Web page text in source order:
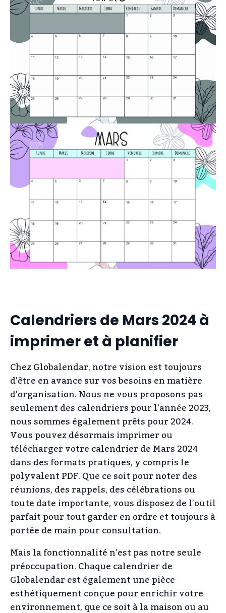
Calendriers de Mars 2024 à
imprimer et à planifier
Chez Globalendar, notre vision est toujours
d’être en avance sur vos besoins en matière
d’organisation. Nous ne vous proposons pas
seulement des calendriers pour l’année 2023,
nous sommes également prêts pour 2024.
Vous pouvez désormais imprimer ou
télécharger votre calendrier de Mars 2024
dans des formats pratiques, y compris le
polyvalent PDF. Que ce soit pour noter des
réunions, des rappels, des célébrations ou
toute date importante, vous disposez de l’outil
parfait pour tout garder en ordre et toujours à
portée de main pour consultation.
Mais la fonctionnalité n’est pas notre seule
préoccupation. Chaque calendrier de
Globalendar est également une pièce
esthétiquement conçue pour enrichir votre
environnement, que ce soit à la maison ou au